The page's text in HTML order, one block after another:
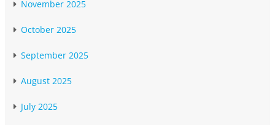
November 2025
October 2025
September 2025
August 2025
July 2025